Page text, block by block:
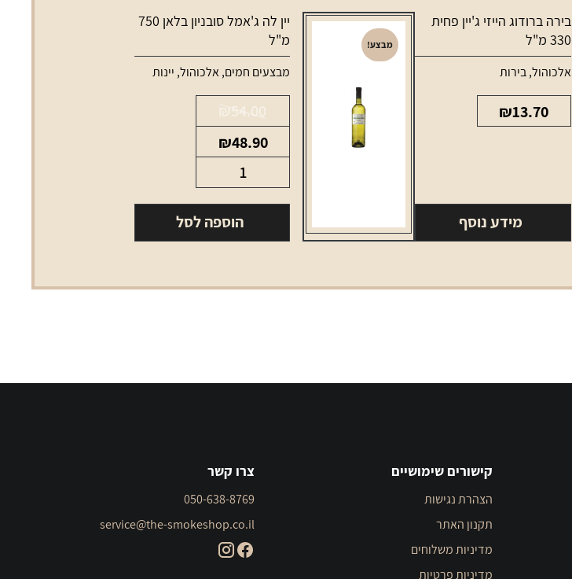
בירה ברודוג הייזי ג'יין פחית
330 מ"ל
אלכוהול,בירות
₪13.70
מידע נוסף
מבצע!
יין לה ג'אמל סובניון בלאן 750
מ"ל
מבצעים חמים,אלכוהול, יינות
54.00
המחיר
המקורי
₪54.00.
₪48.90
הנוכחי
₪48.90.
של
יין
הוספה לסל
קישורים שימושיים
הצהרת נגישות
תקנון האתר
מדיניות משלוחים
מדיניות פרטיות
צרו קשר
050-638-8769
service@the-smokeshop.co.il